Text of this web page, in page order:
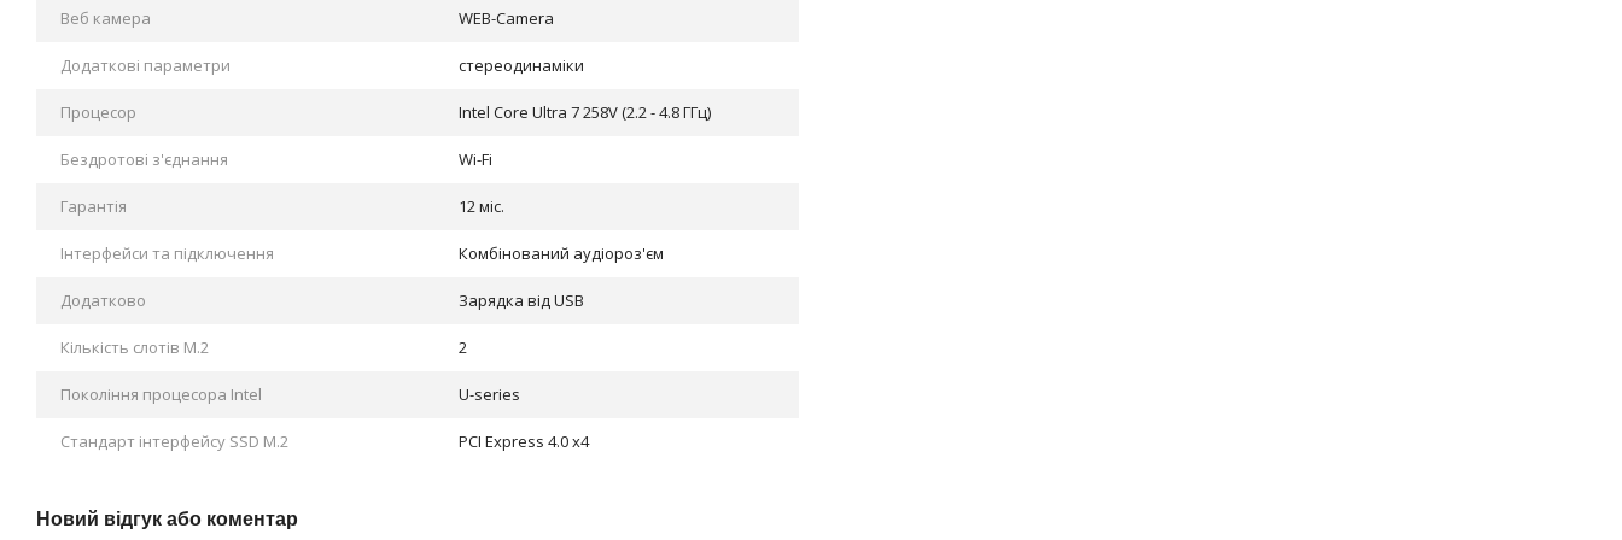
Веб камера WEB-Camera
Додаткові параметри стереодинаміки
Процесор Intel Core Ultra 7 258V (2.2 - 4.8 ГГц)
Бездротові з'єднання Wi-Fi
Гарантія 12 міс.
Інтерфейси та підключення Комбінований аудіороз'єм
Додатково Зарядка від USB
Кількість слотів M.2 2
Покоління процесора Intel U-series
Стандарт інтерфейсу SSD M.2 PCI Express 4.0 x4
Новий відгук або коментар